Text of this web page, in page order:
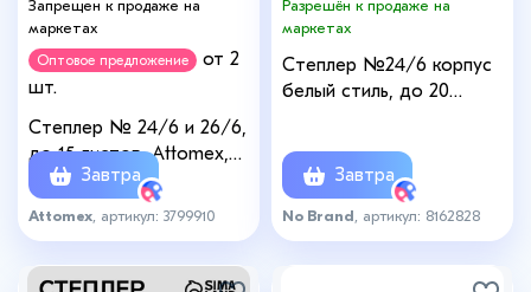
Запрещен к продаже на
маркетах
Оптовое предложение
от 2
шт.
Степлер № 24/6 и 26/6,
до 15 листов, Attomex,
чёрныйЗавтра
Attomex , артикул: 3799910
Разрешён к продаже на
маркетах
Степлер №24/6 корпус
белый стиль, до 20
Завтра
No Brand , артикул: 8162828